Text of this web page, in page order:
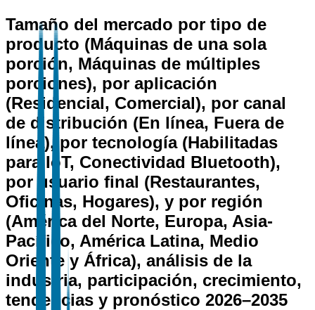
Tamaño del mercado por tipo de
producto (Máquinas de una sola
porción, Máquinas de múltiples
porciones), por aplicación
(Residencial, Comercial), por canal
de distribución (En línea, Fuera de
línea), por tecnología (Habilitadas
para IoT, Conectividad Bluetooth),
por usuario final (Restaurantes,
Oficinas, Hogares), y por región
(América del Norte, Europa, Asia-
Pacífico, América Latina, Medio
Oriente y África), análisis de la
industria, participación, crecimiento,
tendencias y pronóstico 2026–2035